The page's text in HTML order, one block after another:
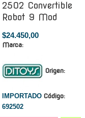
2502 Convertible
Robot 9 Mod
$24.450,00
Marca:
Origen:
IMPORTADO Código:
692502